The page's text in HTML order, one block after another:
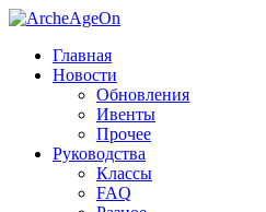
Главная
Новости
Обновления
Ивенты
Прочее
Руководства
Классы
FAQ